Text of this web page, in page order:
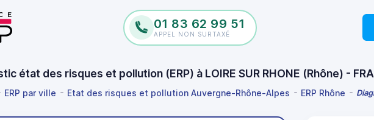
01 83 62 99 51
APPEL NON SURTAXÉ
état des risques et pollution (ERP) à LOIRE SUR RHONE (Rhône) -
ERP par ville Etat des risques et pollution Auvergne-Rhône-Alpes ERP Rhône